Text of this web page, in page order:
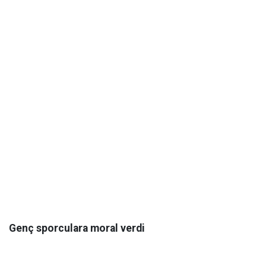
Genç sporculara moral verdi